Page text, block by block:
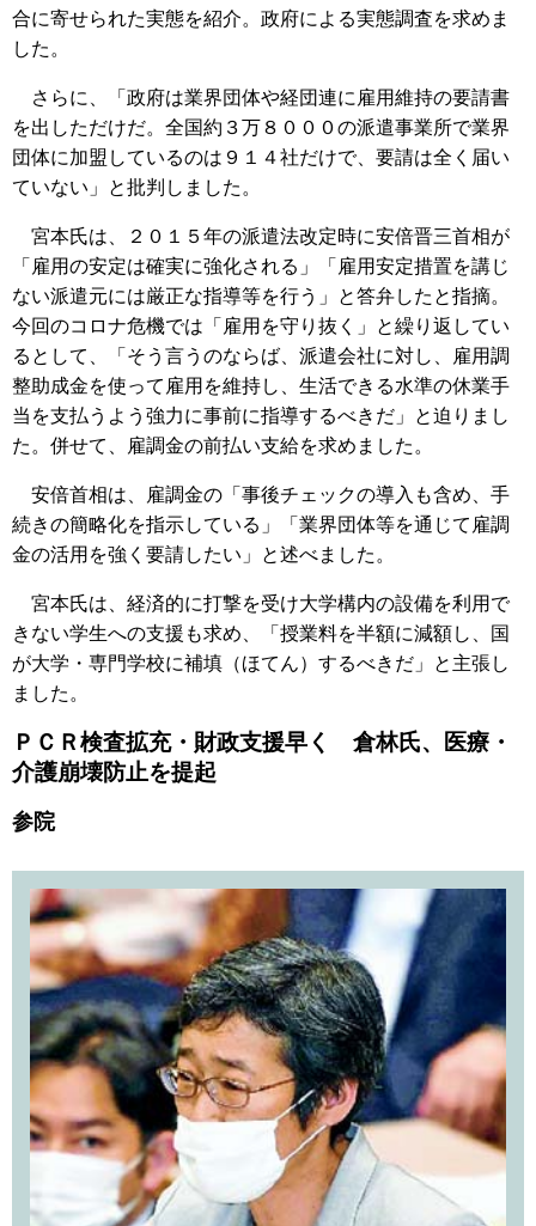
合に寄せられた実態を紹介。政府による実態調査を求めま
した。
さらに、「政府は業界団体や経団連に雇用維持の要請書
を出しただけだ。全国約３万８０００の派遣事業所で業界
団体に加盟しているのは９１４社だけで、要請は全く届い
ていない」と批判しました。
宮本氏は、２０１５年の派遣法改定時に安倍晋三首相が
「雇用の安定は確実に強化される」「雇用安定措置を講じ
ない派遣元には厳正な指導等を行う」と答弁したと指摘。
今回のコロナ危機では「雇用を守り抜く」と繰り返してい
るとして、「そう言うのならば、派遣会社に対し、雇用調
整助成金を使って雇用を維持し、生活できる水準の休業手
当を支払うよう強力に事前に指導するべきだ」と迫りまし
た。併せて、雇調金の前払い支給を求めました。
安倍首相は、雇調金の「事後チェックの導入も含め、手
続きの簡略化を指示している」「業界団体等を通じて雇調
金の活用を強く要請したい」と述べました。
宮本氏は、経済的に打撃を受け大学構内の設備を利用で
きない学生への支援も求め、「授業料を半額に減額し、国
が大学・専門学校に補填（ほてん）するべきだ」と主張し
ました。
ＰＣＲ検査拡充・財政支援早く 倉林氏、医療・
介護崩壊防止を提起
参院